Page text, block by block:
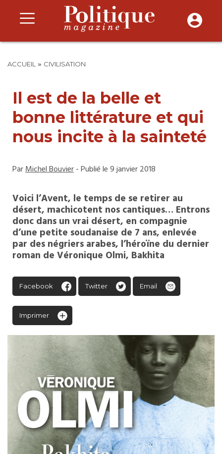
ACCUEIL » CIVILISATION
Il est de la belle et
bonne littérature et qui
nous incite à la sainteté
ParMichel Bouvier- Publié le 9 janvier 2018
Voici l’Avent, le temps de se retirer au
désert, machicotent nos cantiques… Entrons
donc dans un vrai désert, en compagnie
d’une petite soudanaise de 7 ans, enlevée
par des négriers arabes, l’héroïne du dernier
roman de Véronique Olmi, Bakhita
Facebook Twitter Email
Imprimer